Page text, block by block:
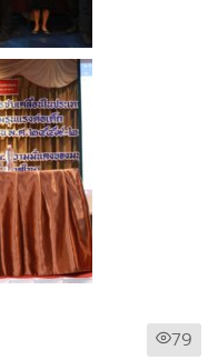
79